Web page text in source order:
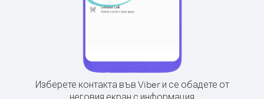
Изберете контакта във Viber и се обадете от
неговия екран с информация